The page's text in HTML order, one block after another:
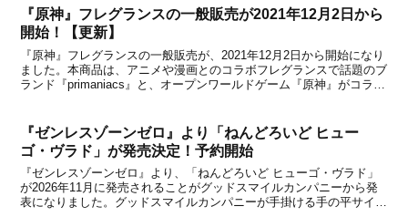
『原神』フレグランスの一般販売が2021年12月2日から
開始！【更新】
『原神』フレグランスの一般販売が、2021年12月2日から開始になり
ました。本商品は、アニメや漫画とのコラボフレグランスで話題のブ
ランド『primaniacs』と、オープンワールドゲーム『原神』がコラボ
『ゼンレスゾーンゼロ』より「ねんどろいど ヒュー
ゴ・ヴラド」が発売決定！予約開始
『ゼンレスゾーンゼロ』より、「ねんどろいど ヒューゴ・ヴラド」
が2026年11月に発売されることがグッドスマイルカンパニーから発
表になりました。グッドスマイルカンパニーが手掛ける手の平サイズ